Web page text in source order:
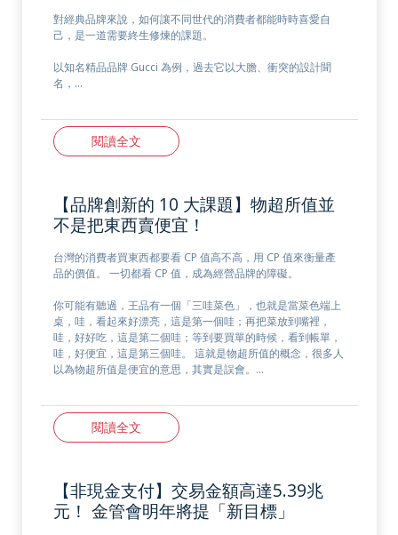
對經典品牌來說，如何讓不同世代的消費者都能時時喜愛自
己，是一道需要終生修煉的課題。
以知名精品品牌 Gucci 為例，過去它以大膽、衝突的設計聞
名，…
閱讀全文
【品牌創新的 10 大課題】物超所值並
不是把東西賣便宜！
台灣的消費者買東西都要看 CP 值高不高，用 CP 值來衡量產
品的價值。 一切都看 CP 值，成為經營品牌的障礙。
你可能有聽過，王品有一個「三哇菜色」，也就是當菜色端上
桌，哇，看起來好漂亮，這是第一個哇；再把菜放到嘴裡，
哇，好好吃，這是第二個哇；等到要買單的時候，看到帳單，
哇，好便宜，這是第三個哇。 這就是物超所值的概念，很多人
以為物超所值是便宜的意思，其實是誤會。…
閱讀全文
【非現金支付】交易金額高達5.39兆
元！ 金管會明年將提「新目標」